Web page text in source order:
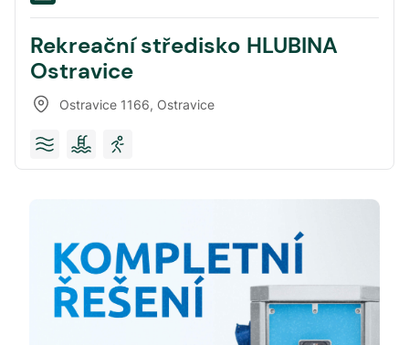
Rekreační středisko HLUBINA
Ostravice
Ostravice 1166, Ostravice